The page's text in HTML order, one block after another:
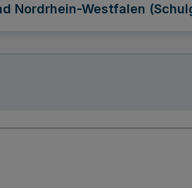
Nordrhein-Westfalen